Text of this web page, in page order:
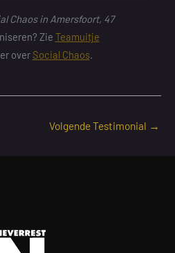
Chaos in Amersfoort, 47
Zie Teamuitje
over Social Chaos.
Volgende Testimonial →